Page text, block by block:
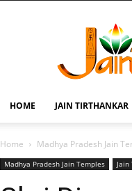
HOME JAIN TIRTHANKAR
Home Madhya Pradesh Jain
Madhya Pradesh Jain Temples